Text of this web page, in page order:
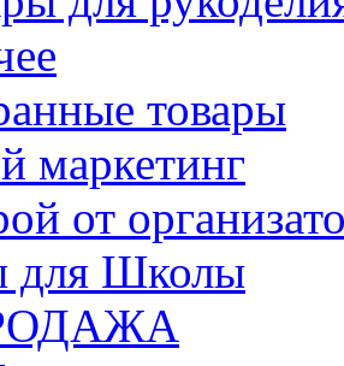
товары
маркетинг
от
для Школы